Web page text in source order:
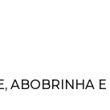
ABOBRINHA